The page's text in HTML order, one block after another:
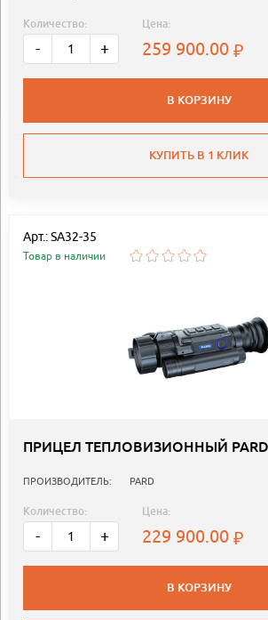
Количество:
- +
Цена:
259 900.00
В КОРЗИНУ
КУПИТЬ В 1 КЛИК
Арт.: SA32-35
Товар в наличии
ПРИЦЕЛ ТЕПЛОВИЗИОННЫЙ PARD
ПРОИЗВОДИТЕЛЬ: PARD
Количество:
- +
Цена:
229 900.00
В КОРЗИНУ